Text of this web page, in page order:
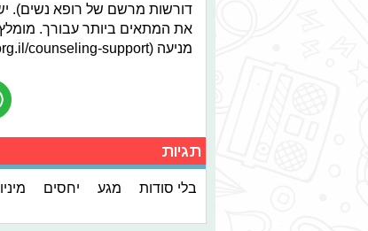
דורשות מרשם של רופא נשים).
את המתאים ביותר עבורך.
מניעה (https://www.opendoor.org.il/counseling-support- קישור לאתר "דלת פתוחה")".
תגיות
בלי סודות מגע יחסים